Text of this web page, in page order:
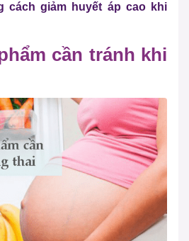
cách giảm huyết áp cao khi
cần tránh khi